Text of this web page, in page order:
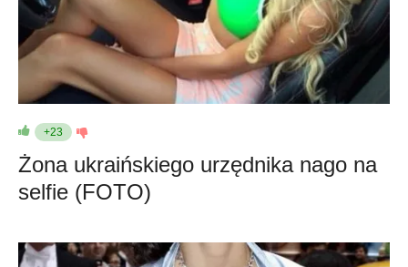
+23
Żona ukraińskiego urzędnika nago na
selfie (FOTO)